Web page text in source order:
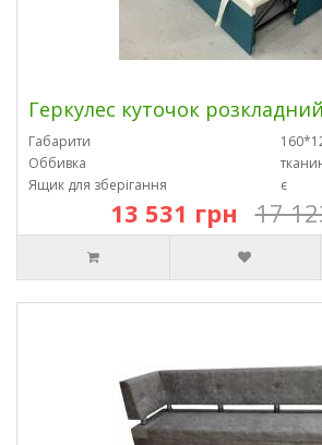
Геркулес куточок
Габарити
Оббивка
Ящик для зберігання
є
13 531 грн 17